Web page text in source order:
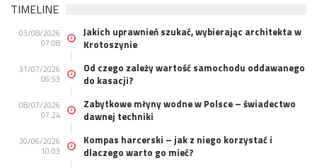
TIMELINE
03/08/2026
07:08
Jakich uprawnień szukać, wybierając architekta w
Krotoszynie
31/07/2026
06:53
Od czego zależy wartość samochodu oddawanego
do kasacji?
08/07/2026
07:24
Zabytkowe młyny wodne w Polsce – świadectwo
dawnej techniki
30/06/2026
10:03
Kompas harcerski – jak z niego korzystać i
dlaczego warto go mieć?